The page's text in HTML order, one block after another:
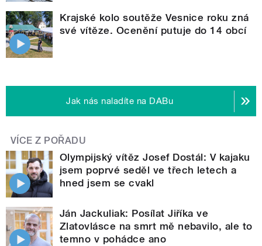
Krajské kolo soutěže Vesnice roku zná
své vítěze. Ocenění putuje do 14 obcí
Jak nás naladíte na DABu
VÍCE Z POŘADU
Olympijský vítěz Josef Dostál: V kajaku
jsem poprvé seděl ve třech letech a
hned jsem se cvakl
Ján Jackuliak: Posílat Jiříka ve
Zlatovlásce na smrt mě nebavilo, ale to
temno v pohádce ano